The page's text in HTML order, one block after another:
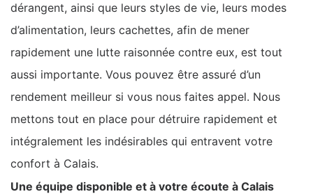
dérangent, ainsi que leurs styles de vie, leurs modes
d’alimentation, leurs cachettes, afin de mener
rapidement une lutte raisonnée contre eux, est tout
aussi importante. Vous pouvez être assuré d’un
rendement meilleur si vous nous faites appel. Nous
mettons tout en place pour détruire rapidement et
intégralement les indésirables qui entravent votre
confort à Calais.
Une équipe disponible et à votre écoute à Calais